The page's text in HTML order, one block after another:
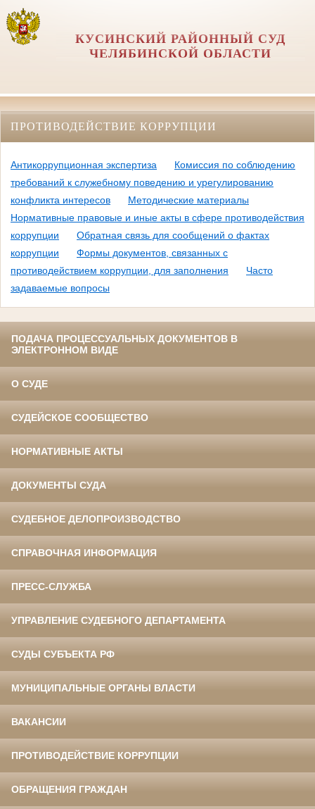
КУСИНСКИЙ РАЙОННЫЙ СУД
ЧЕЛЯБИНСКОЙ ОБЛАСТИ
ПРОТИВОДЕЙСТВИЕ КОРРУПЦИИ
Антикоррупционная экспертиза
Комиссия по соблюдению
требований к служебному поведению и урегулированию
конфликта интересов
Методические материалы
Нормативные правовые и иные акты в сфере противодействия
коррупции
Обратная связь для сообщений о фактах
коррупции
Формы документов, связанных с
противодействием коррупции, для заполнения
Часто
задаваемые вопросы
ПОДАЧА ПРОЦЕССУАЛЬНЫХ ДОКУМЕНТОВ В
ЭЛЕКТРОННОМ ВИДЕ
О СУДЕ
СУДЕЙСКОЕ СООБЩЕСТВО
НОРМАТИВНЫЕ АКТЫ
ДОКУМЕНТЫ СУДА
СУДЕБНОЕ ДЕЛОПРОИЗВОДСТВО
СПРАВОЧНАЯ ИНФОРМАЦИЯ
ПРЕСС-СЛУЖБА
УПРАВЛЕНИЕ СУДЕБНОГО ДЕПАРТАМЕНТА
СУДЫ СУБЪЕКТА РФ
МУНИЦИПАЛЬНЫЕ ОРГАНЫ ВЛАСТИ
ВАКАНСИИ
ПРОТИВОДЕЙСТВИЕ КОРРУПЦИИ
ОБРАЩЕНИЯ ГРАЖДАН